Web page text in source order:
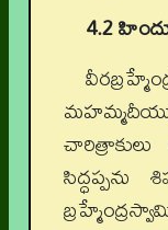
4.2
సిద్ధప్పను